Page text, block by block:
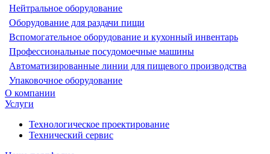
Нейтральное оборудование
Оборудование для раздачи пищи
Вспомогательное оборудование и кухонный инвентарь
Профессиональные посудомоечные машины
Автоматизированные линии для пищевого производства
Упаковочное оборудование
О компании
Услуги
Технологическое проектирование
Технический сервис